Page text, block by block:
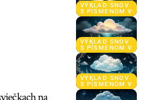
VÝKLAD SNOV
S PÍSMENOM V
VÝKLAD SNOV
S PÍSMENOM V
VÝKLAD SNOV
S PÍSMENOM V